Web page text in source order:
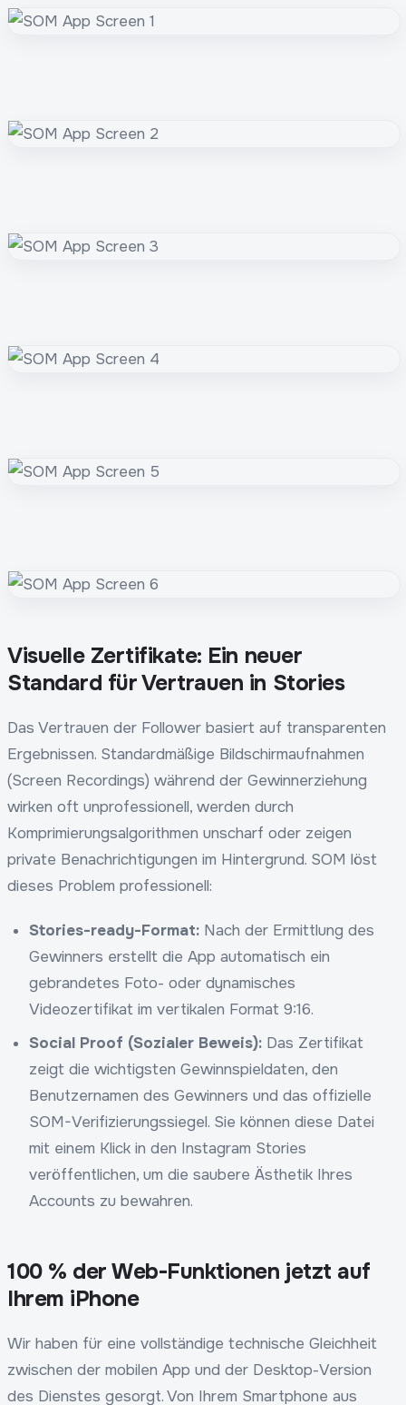
Visuelle Zertifikate: Ein neuer
Standard für Vertrauen in Stories
Das Vertrauen der Follower basiert auf transparenten
Ergebnissen. Standardmäßige Bildschirmaufnahmen
(Screen Recordings) während der Gewinnerziehung
wirken oft unprofessionell, werden durch
Komprimierungsalgorithmen unscharf oder zeigen
private Benachrichtigungen im Hintergrund. SOM löst
dieses Problem professionell:
Stories-ready-Format: Nach der Ermittlung des
Gewinners erstellt die App automatisch ein
gebrandetes Foto- oder dynamisches
Videozertifikat im vertikalen Format 9:16.
Social Proof (Sozialer Beweis): Das Zertifikat
zeigt die wichtigsten Gewinnspieldaten, den
Benutzernamen des Gewinners und das offizielle
SOM-Verifizierungssiegel. Sie können diese Datei
mit einem Klick in den Instagram Stories
veröffentlichen, um die saubere Ästhetik Ihres
Accounts zu bewahren.
100 % der Web-Funktionen jetzt auf
Ihrem iPhone
Wir haben für eine vollständige technische Gleichheit
zwischen der mobilen App und der Desktop-Version
des Dienstes gesorgt. Von Ihrem Smartphone aus